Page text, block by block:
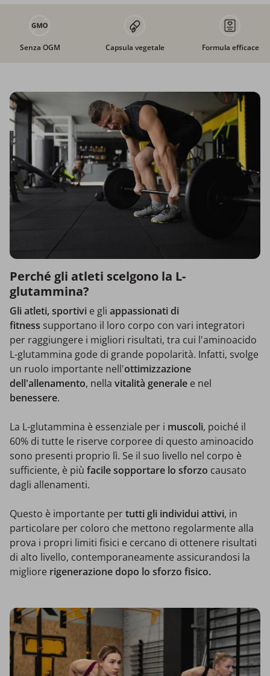
Senza OGM Capsula vegetale Formula efficace
Perché gli atleti scelgono la L-
glutammina?
Gli atleti, sportivi e gli appassionati di
fitness supportano il loro corpo con vari integratori
per raggiungere i migliori risultati, tra cui l'aminoacido
L-glutammina gode di grande popolarità. Infatti, svolge
un ruolo importante nell'ottimizzazione
dell'allenamento, nella vitalità generale e nel
benessere.
La L-glutammina è essenziale per i muscoli, poiché il
60% di tutte le riserve corporee di questo aminoacido
sono presenti proprio lì. Se il suo livello nel corpo è
sufficiente, è più facile sopportare lo sforzo causato
dagli allenamenti.
Questo è importante pertutti gli individui attivi, in
particolare per coloro che mettono regolarmente alla
prova i propri limiti fisici e cercano di ottenere risultati
di alto livello, contemporaneamente assicurandosi la
migliore rigenerazione dopo lo sforzo fisico.